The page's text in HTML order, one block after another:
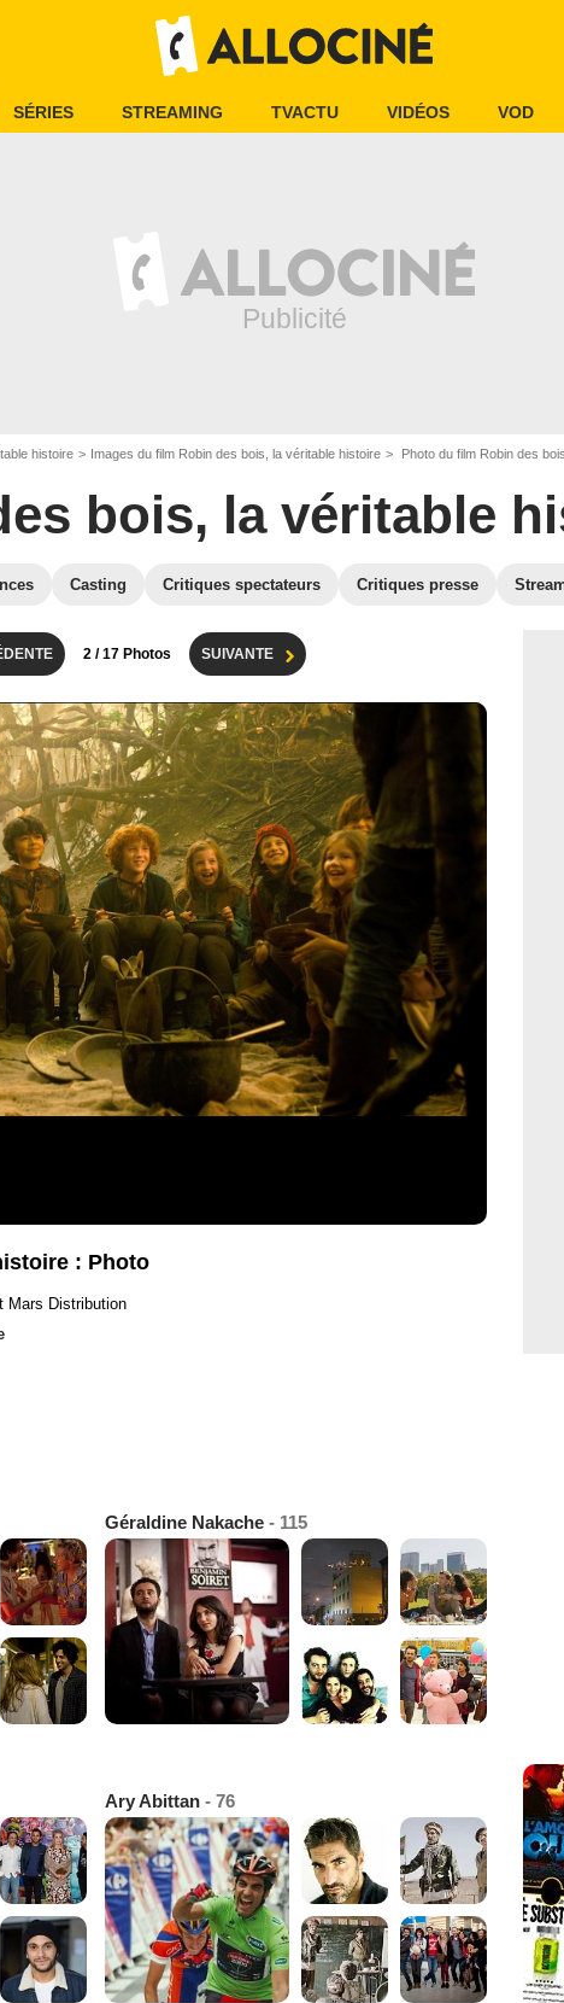
SÉRIES STREAMING TVACTU VIDÉOS VOD
histoire Images du film Robin des bois, la véritable histoire Photo du film Robin des
bois, la véritable
Casting Critiques spectateurs Critiques presse
2 / 17 Photos SUIVANTE
: Photo
Mars Distribution
Géraldine Nakache - 115
Ary Abittan - 76